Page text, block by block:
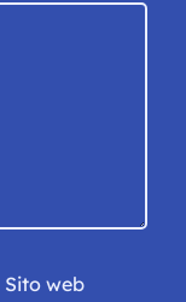
Sito web